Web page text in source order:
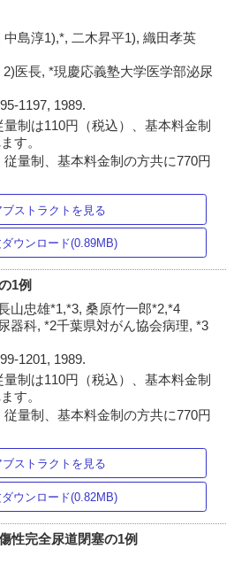
島淳1),*, 二木昇平1), 織田孝英
医長, *現慶応義塾大学医学部泌尿
1197, 1989.
制は110円（税込）、基本料金制
す。
量制、基本料金制の方共に770円
ブストラクトを見る
ウンロード(0.89MB)
1例
山忠雄*1,*3, 桑原竹一郎*2,*4
器科, *2千葉県対がん協会病理, *3
1201, 1989.
制は110円（税込）、基本料金制
す。
量制、基本料金制の方共に770円
ブストラクトを見る
ウンロード(0.82MB)
性完全尿道閉塞の1例